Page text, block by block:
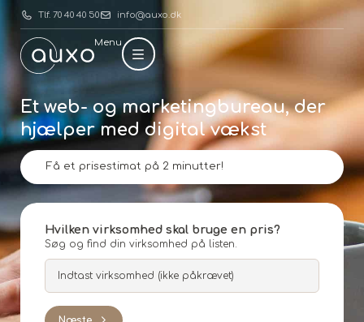
Tlf. 70 40 40 50 info@auxo.dk
Menu
Et web- og marketingbureau, der
hjælper med digital vækst
Få et prisestimat på 2 minutter!
Hvilken virksomhed skal bruge en pris?
Søg og find din virksomhed på listen.